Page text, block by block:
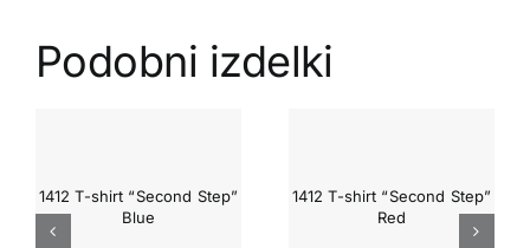
Podobni izdelki
1412 T-shirt “Second Step”
Blue
1412 T-shirt “Second Step”
Red